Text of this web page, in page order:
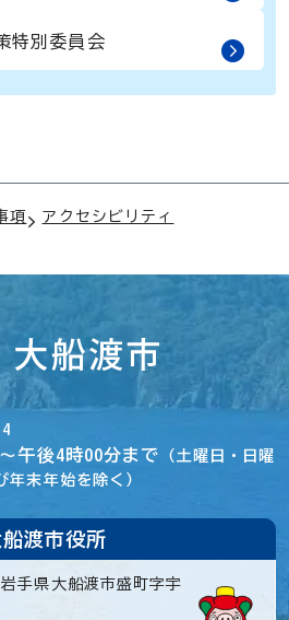
特別委員会
項
アクセシビリティ
午後4時00分まで
（土曜日・日曜
年末年始を除く）
渡市役所
手県大船渡市盛町字宇